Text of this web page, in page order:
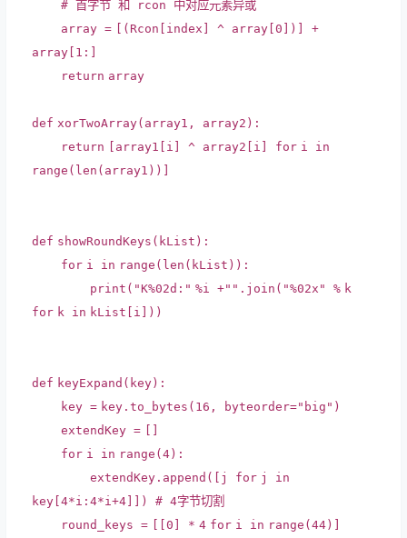
# 首字节 和 rcon 中对应元素异或
array = [(Rcon[index] ^ array[0])] +
array[1 :]
return array
def xorTwoArray(array1, array2):
return [array1[i] ^ array2[i] for i in
range(len(array1))]
def showRoundKeys(kList):
for i in range(len(kList)):
print( "K%02d:" %i +" ".join("%02x" % k
for k in kList[i]))
def keyExpand(key):
key = key.to_bytes(16 , byteorder="big" )
extendKey = []
for i in range(4):
extendKey.append([j for j in
key[4*i:4*i+4]]) # 4字节切割
round_keys = [[0] * 4 for i in range(44)]